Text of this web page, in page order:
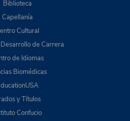
Biblioteca
Capellanía
Cultural
de Carrera
de Idiomas
Biomédicas
y Títulos
Confucio